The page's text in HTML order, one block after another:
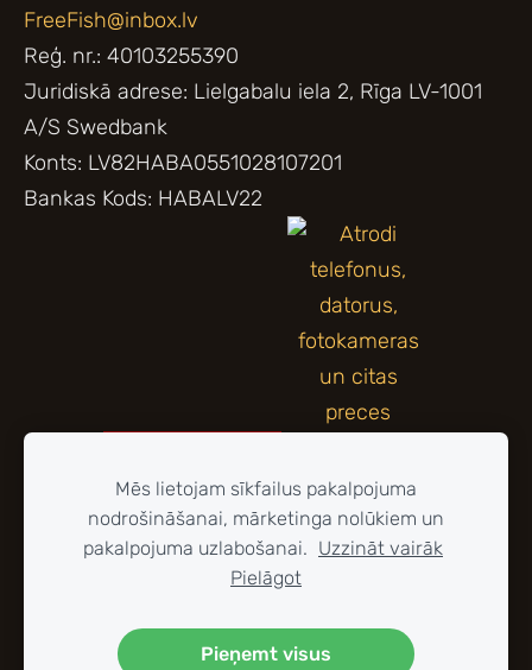
FreeFish@inbox.lv
Reģ. nr.: 40103255390
Juridiskā adrese: Lielgabalu iela 2, Rīga LV-1001
A/S Swedbank
Konts: LV82HABA0551028107201
Bankas Kods: HABALV22
Mēs lietojam sīkfailus pakalpojuma
nodrošināšanai, mārketinga nolūkiem un
pakalpojuma uzlabošanai. Uzzināt vairāk
Pielāgot
Pieņemt visus